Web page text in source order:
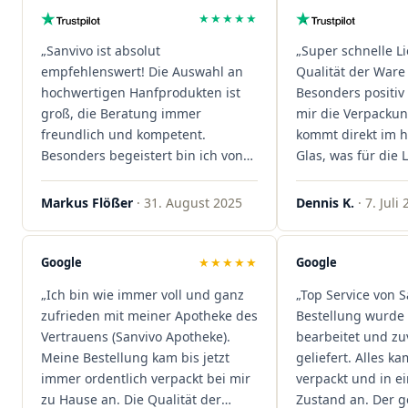
★★★★★
„Sanvivo ist absolut
empfehlenswert! Die Auswahl an
hochwertigen Hanfprodukten ist
groß, die Beratung immer
freundlich und kompetent.
Besonders begeistert bin ich von
der schnellen Rezeptannahme –
alles läuft unkompliziert und
sind extrem zügig, was mir jedes
Mal viel Zeit spart. Man merkt,
Kundenzufriedenheit an erster
Stelle stehen. Vielen Dank an das
Team von Sanvivo – ich bin
rundum begeistert!"
Markus Flößer · 31. August 2025
„Super schnelle
Qualität der
Besonders
mir die
kommt direkt im
Glas, was für die
ist. Ich bestelle
wieder!"
Dennis K. · 7. Juli
Google ★★★★★
„Ich bin wie immer voll und ganz
zufrieden mit meiner Apotheke des
Vertrauens (Sanvivo Apotheke).
Meine Bestellung kam bis jetzt
immer ordentlich verpackt bei mir
zu Hause an. Die Qualität der
Google
„Top Service von
Bestellung wurde
bearbeitet und
geliefert. Alles
verpackt und in
Zustand an. Der